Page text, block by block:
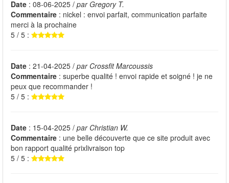
Date : 08-06-2025 / par Gregory T.
Commentaire : nickel : envoi parfait, communication parfaite
merci à la prochaine
5 / 5 :
Date : 21-04-2025 / par Crossfit Marcoussis
Commentaire : superbe qualité ! envoi rapide et soigné ! je ne
peux que recommander !
5 / 5 :
Date : 15-04-2025 / par Christian W.
Commentaire : une belle découverte que ce site produit avec
bon rapport qualité prixlivraison top
5 / 5 :